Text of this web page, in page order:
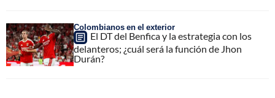
Colombianos en el exterior
El DT del Benfica y la estrategia con los
delanteros; ¿cuál será la función de Jhon
Durán?